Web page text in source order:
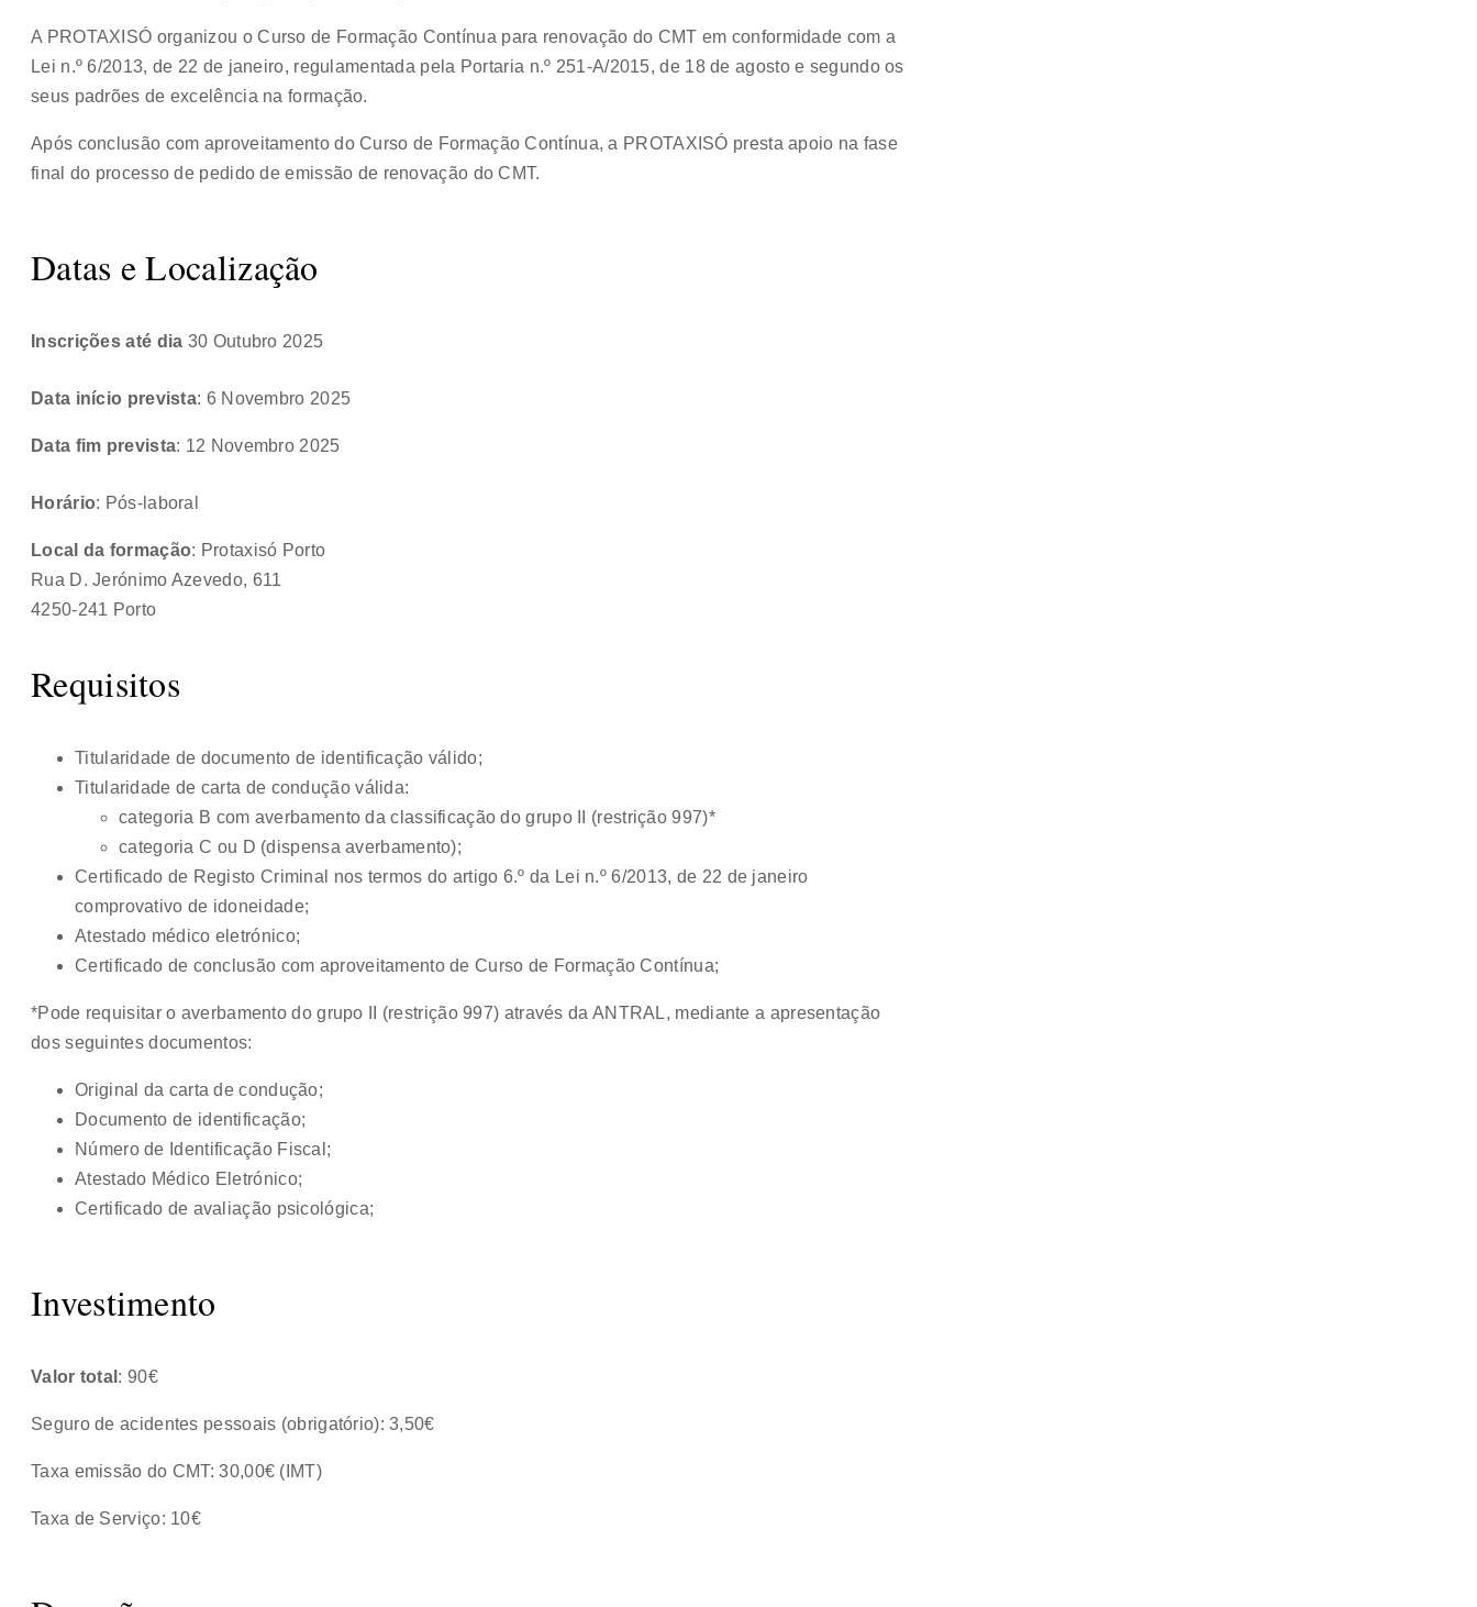
A PROTAXISÓ organizou o Curso de Formação Contínua para renovação do CMT em conformidade com a
Lei n.º 6/2013, de 22 de janeiro, regulamentada pela Portaria n.º 251-A/2015, de 18 de agosto e segundo os
seus padrões de excelência na formação.
Após conclusão com aproveitamento do Curso de Formação Contínua, a PROTAXISÓ presta apoio na fase
final do processo de pedido de emissão de renovação do CMT.
Datas e Localização
Inscrições até dia 30 Outubro 2025
Data início prevista: 6 Novembro 2025
Data fim prevista: 12 Novembro 2025
Horário: Pós-laboral
Local da formação: Protaxisó Porto
Rua D. Jerónimo Azevedo, 611
4250-241 Porto
Requisitos
Titularidade de documento de identificação válido;
Titularidade de carta de condução válida:
categoria B com averbamento da classificação do grupo II (restrição 997)*
categoria C ou D (dispensa averbamento);
Certificado de Registo Criminal nos termos do artigo 6.º da Lei n.º 6/2013, de 22 de janeiro
comprovativo de idoneidade;
Atestado médico eletrónico;
Certificado de conclusão com aproveitamento de Curso de Formação Contínua;
*Pode requisitar o averbamento do grupo II (restrição 997) através da ANTRAL, mediante a apresentação
dos seguintes documentos:
Original da carta de condução;
Documento de identificação;
Número de Identificação Fiscal;
Atestado Médico Eletrónico;
Certificado de avaliação psicológica;
Investimento
Valor total : 90€
Seguro de acidentes pessoais (obrigatório): 3,50€
Taxa emissão do CMT: 30,00€ (IMT)
Taxa de Serviço: 10€